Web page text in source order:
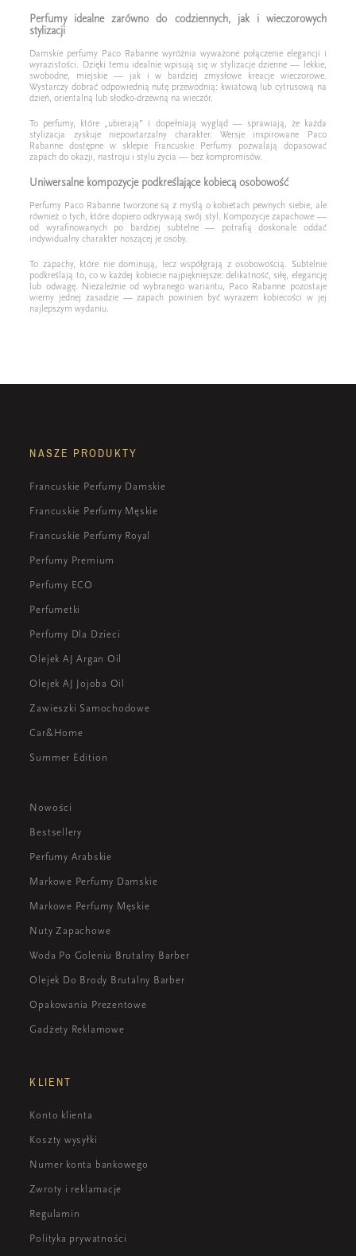
Perfumy idealne zarówno do codziennych, jak i wieczorowych
stylizacji
Damskie perfumy Paco Rabanne wyróżnia wyważone połączenie elegancji i
wyrazistości. Dzięki temu idealnie wpisują się w stylizacje dzienne — lekkie,
swobodne, miejskie — jak i w bardziej zmysłowe kreacje wieczorowe.
Wystarczy dobrać odpowiednią nutę przewodnią: kwiatową lub cytrusową na
dzień, orientalną lub słodko-drzewną na wieczór.
To perfumy, które „ubierają” i dopełniają wygląd — sprawiają, że każda
stylizacja zyskuje niepowtarzalny charakter. Wersje inspirowane Paco
Rabanne dostępne w sklepie Francuskie Perfumy pozwalają dopasować
zapach do okazji, nastroju i stylu życia — bez kompromisów.
Uniwersalne kompozycje podkreślające kobiecą osobowość
Perfumy Paco Rabanne tworzone są z myślą o kobietach pewnych siebie, ale
również o tych, które dopiero odkrywają swój styl. Kompozycje zapachowe —
od wyrafinowanych po bardziej subtelne — potrafią doskonale oddać
indywidualny charakter noszącej je osoby.
To zapachy, które nie dominują, lecz współgrają z osobowością. Subtelnie
podkreślają to, co w każdej kobiecie najpiękniejsze: delikatność, siłę, elegancję
lub odwagę. Niezależnie od wybranego wariantu, Paco Rabanne pozostaje
wierny jednej zasadzie — zapach powinien być wyrazem kobiecości w jej
najlepszym wydaniu.
NASZE PRODUKTY
Francuskie Perfumy Damskie
Francuskie Perfumy Męskie
Francuskie Perfumy Royal
Perfumy Premium
Perfumy ECO
Perfumetki
Perfumy Dla Dzieci
Olejek AJ Argan Oil
Olejek AJ Jojoba Oil
Zawieszki Samochodowe
Car&Home
Summer Edition
Nowości
Bestsellery
Perfumy Arabskie
Markowe Perfumy Damskie
Markowe Perfumy Męskie
Nuty Zapachowe
Woda Po Goleniu Brutalny Barber
Olejek Do Brody Brutalny Barber
Opakowania Prezentowe
Gadżety Reklamowe
KLIENT
Konto klienta
Koszty wysyłki
Numer konta bankowego
Zwroty i reklamacje
Regulamin
Polityka prywatności